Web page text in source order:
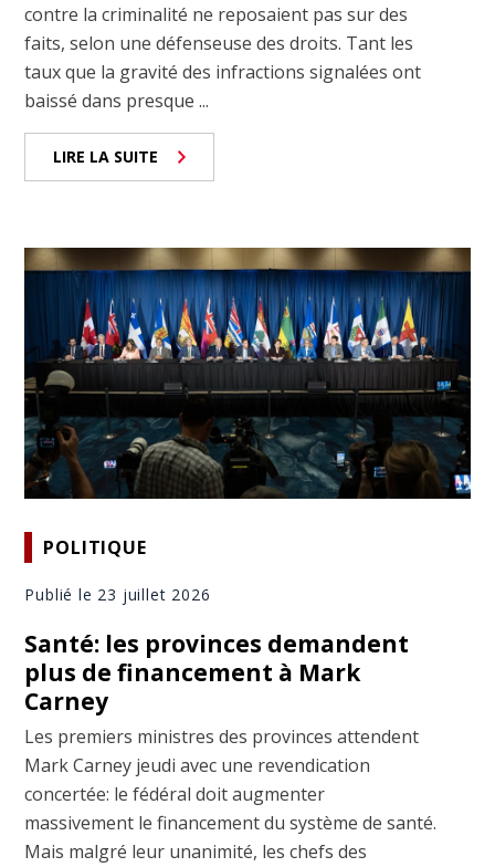
contre la criminalité ne reposaient pas sur des
faits, selon une défenseuse des droits. Tant les
taux que la gravité des infractions signalées ont
baissé dans presque ...
LIRE LA SUITE
POLITIQUE
Publié le 23 juillet 2026
Santé: les provinces demandent
plus de financement à Mark
Carney
Les premiers ministres des provinces attendent
Mark Carney jeudi avec une revendication
concertée: le fédéral doit augmenter
massivement le financement du système de santé.
Mais malgré leur unanimité, les chefs des